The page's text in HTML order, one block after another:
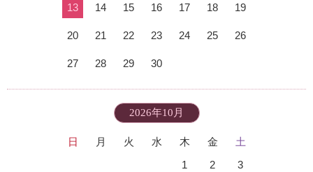
13 14 15 16 17 18 19
20 21 22 23 24 25 26
27 28 29 30
2026年10月
日 月 火 水 木 金
土
1
2 3